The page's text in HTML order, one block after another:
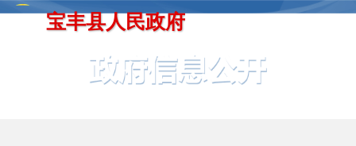
宝丰县人民政府